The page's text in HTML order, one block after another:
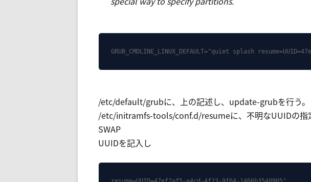
GRUB_CMDLINE_LINUX_DEFAULT="quiet splash
/etc/default/grubに、上の記述し、update-grubを行う。
/etc/initramfs-tools/conf.d/resumeに、不明なUUIDの指
SWAP
UUIDを記入し